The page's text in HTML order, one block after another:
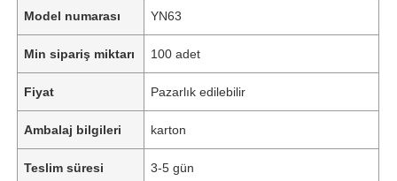
Model numarası YN63
Min sipariş miktarı 100 adet
Fiyat Pazarlık edilebilir
Ambalaj bilgileri karton
Teslim süresi 3-5 gün